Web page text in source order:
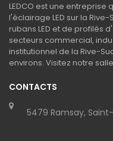
LEDCO est une
l'éclairage LED sur la
rubans LED et de profilés
secteurs commercial,
institutionnel de la Rive-
environs. Visitez notre
CONTACTS
5479 Ramsay, Saint-